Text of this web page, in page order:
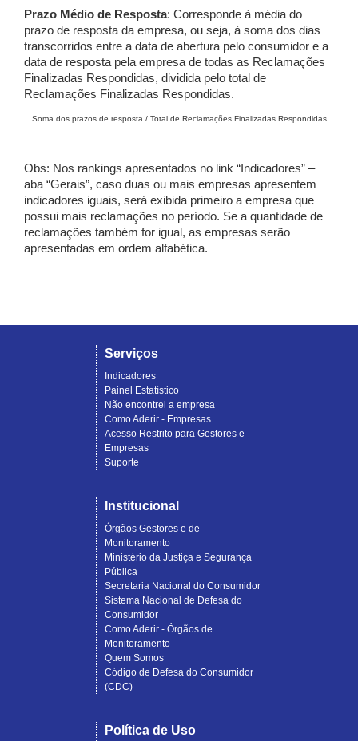
Prazo Médio de Resposta: Corresponde à média do
prazo de resposta da empresa, ou seja, à soma dos dias
transcorridos entre a data de abertura pelo consumidor e a
data de resposta pela empresa de todas as Reclamações
Finalizadas Respondidas, dividida pelo total de
Reclamações Finalizadas Respondidas.
Soma dos prazos de resposta / Total de Reclamações Finalizadas Respondidas
Obs: Nos rankings apresentados no link “Indicadores” –
aba “Gerais”, caso duas ou mais empresas apresentem
indicadores iguais, será exibida primeiro a empresa que
possui mais reclamações no período. Se a quantidade de
reclamações também for igual, as empresas serão
apresentadas em ordem alfabética.
Serviços
Indicadores
Painel Estatístico
Não encontrei a empresa
Como Aderir - Empresas
Acesso Restrito para Gestores e
Empresas
Suporte
Institucional
Órgãos Gestores e de
Monitoramento
Ministério da Justiça e Segurança
Pública
Secretaria Nacional do Consumidor
Sistema Nacional de Defesa do
Consumidor
Como Aderir - Órgãos de
Monitoramento
Quem Somos
Código de Defesa do Consumidor
(CDC)
Política de Uso